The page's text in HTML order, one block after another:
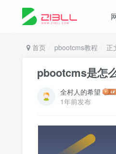
首页 pbootcms教程 正
pbootcms是怎
全村人的希望
1年前发布